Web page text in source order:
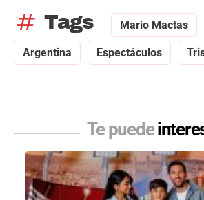
tag Tags Mario Mactas
Argentina Espectáculos
Te puede